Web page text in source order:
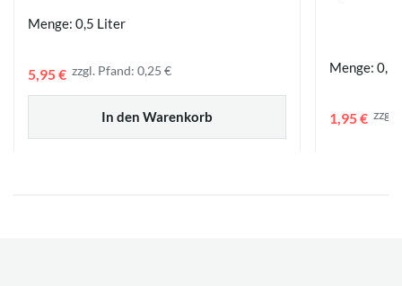
Menge: 0,5 Liter
In den Warenkorb
5,95 € zzgl. Pfand: 0,25 € Menge:
1,95 € zzgl.